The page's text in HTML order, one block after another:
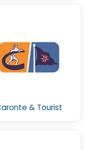
& Tourist